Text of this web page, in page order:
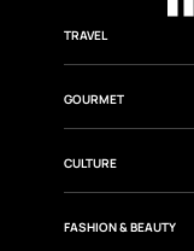
TRAVEL
GOURMET
CULTURE
FASHION & BEAUTY